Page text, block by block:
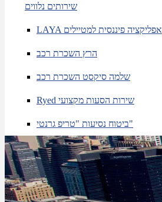
שירותים נלווים
LAYA אפליקציה פיננסית למטיילים
הרץ השכרת רכב
שלמה סיקסט השכרת רכב
Ryed שירות הסעות מקצועי
ביטוח נסיעות "טריפ גרנטי"